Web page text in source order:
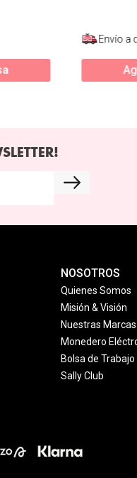
Envío a
NOSOTROS
Quienes Somos
Misión & Visión
Nuestras Marcas
Monedero
Bolsa de Trabajo
Sally Club